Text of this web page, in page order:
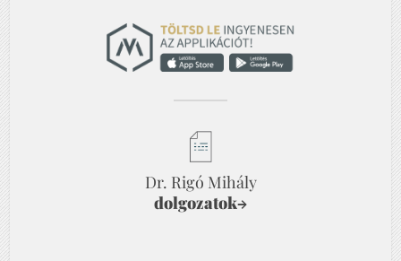
Dr. Rigó Mihály
dolgozatok→